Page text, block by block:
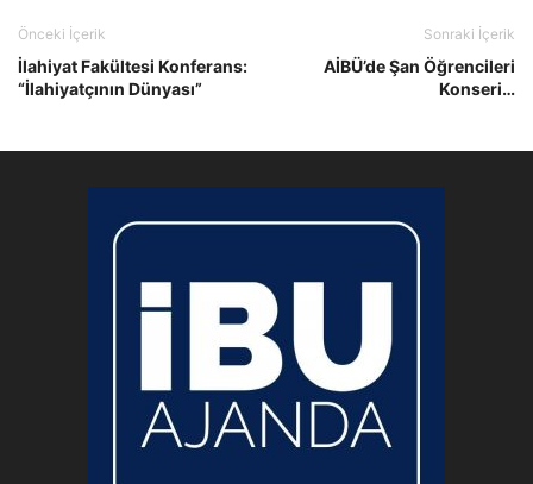
Önceki İçerik
İlahiyat Fakültesi Konferans:
“İlahiyatçının Dünyası”
Sonraki İçerik
AİBÜ’de Şan Öğrencileri
Konseri…